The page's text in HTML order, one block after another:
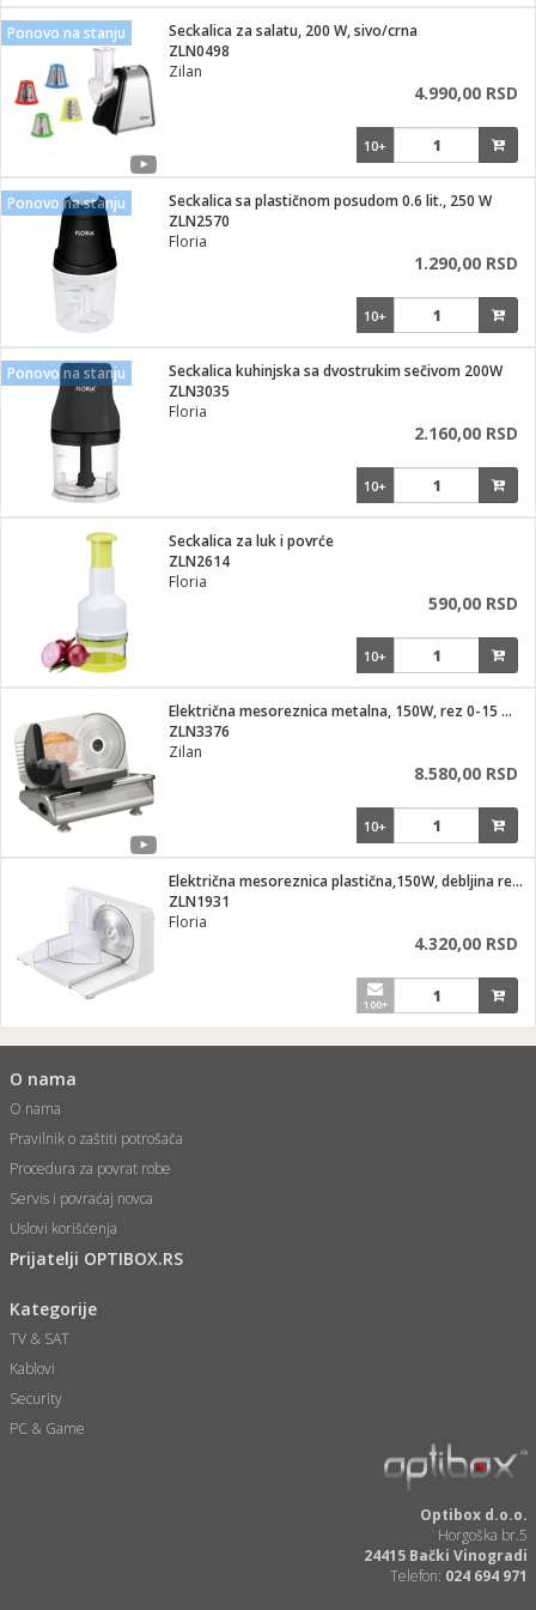
mesa
ostalo
Vitrine
za kosu
i kutije
brave
oprema
Ponovo na stanju
Seckalica za salatu, 200 W, sivo/crna
ZLN0498
Zilan
4.990,00 RSD
10+
Ponovo na stanju
Seckalica sa plastičnom posudom 0.6 lit., 250 W
ZLN2570
Floria
1.290,00 RSD
10+
Ponovo na stanju
Seckalica kuhinjska sa dvostrukim sečivom 200W
ZLN3035
Floria
2.160,00 RSD
10+
Seckalica za luk i povrće
ZLN2614
Floria
590,00 RSD
10+
Električna mesoreznica metalna, 150W, rez 0-15 mm
ZLN3376
Zilan
8.580,00 RSD
10+
Električna mesoreznica plastična,150W, debljina reza 0-15 mm
ZLN1931
Floria
4.320,00 RSD
100+
O nama
O nama
Pravilnik o zaštiti potrošača
Procedura za povrat robe
Servis i povraćaj novca
Uslovi korišćenja
Prijatelji OPTIBOX.RS
Kategorije
TV & SAT
Kablovi
Security
PC & Game
Optibox d.o.o.
Horgoška br.5
24415 Bački Vinogradi
Telefon: 024 694 971